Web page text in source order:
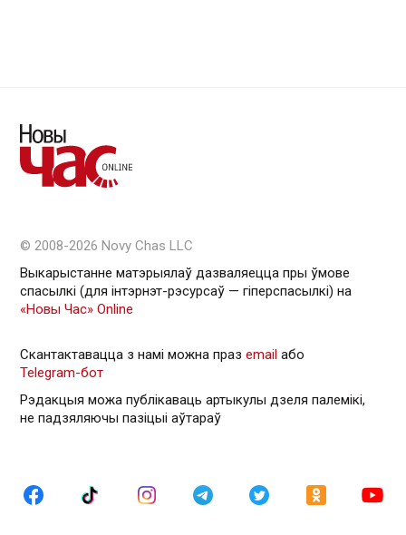
© 2008-2026 Novy Chas LLC
Выкарыстанне матэрыялаў дазваляецца пры ўмове
спасылкі (для інтэрнэт-рэсурсаў — гiперспасылкi) на
«Новы Час» Online
Скантактавацца з намі можна праз email або
Telegram-бот
Рэдакцыя можа публікаваць артыкулы дзеля палемікі,
не падзяляючы пазіцыі аўтараў